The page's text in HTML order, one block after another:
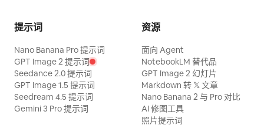
提示词
Nano Banana Pro 提示词
GPT Image 2 提示词
Seedance 2.0 提示词
GPT Image 1.5 提示词
Seedream 4.5 提示词
Gemini 3 Pro 提示词
资源
面向 Agent
NotebookLM 替代品
GPT Image 2 幻灯片
Markdown 转 𝕏 文章
Nano Banana 2 与 Pro 对比
AI 修图工具
照片提示词